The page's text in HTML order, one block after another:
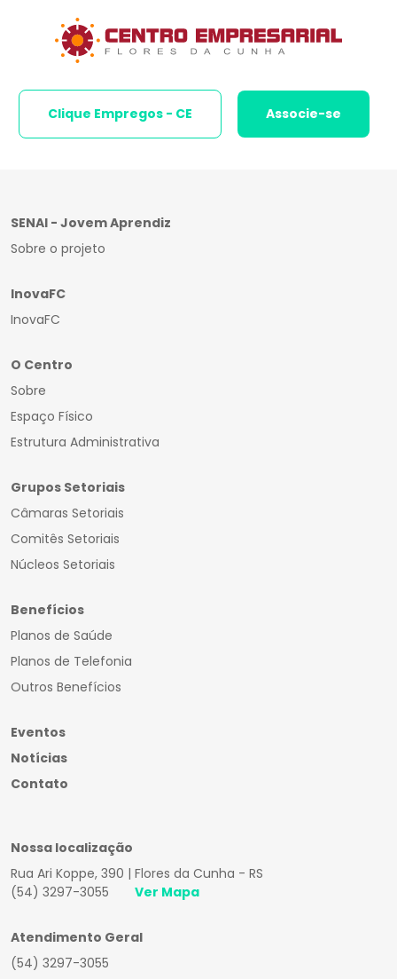
Clique Empregos - CE Associe-se
SENAI - Jovem Aprendiz
Sobre o projeto
InovaFC
InovaFC
O Centro
Sobre
Espaço Físico
Estrutura Administrativa
Grupos Setoriais
Câmaras Setoriais
Comitês Setoriais
Núcleos Setoriais
Benefícios
Planos de Saúde
Planos de Telefonia
Outros Benefícios
Eventos
Notícias
Contato
Nossa localização
Rua Ari Koppe, 390 | Flores da Cunha - RS
(54) 3297-3055
Ver Mapa
Atendimento Geral
(54) 3297-3055